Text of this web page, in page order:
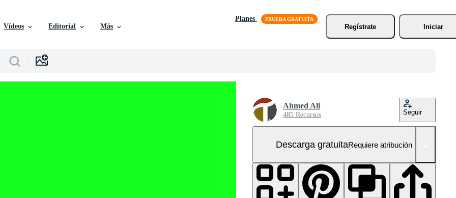
Vídeos Editorial Más
Planes
Regístrate
Iniciar
Ahmed Ali
485 Recursos Seguir
Descarga gratuitaRequiere atribución